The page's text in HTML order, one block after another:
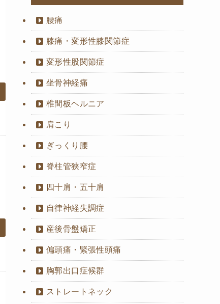
腰痛
膝痛・変形性膝関節症
変形性股関節症
坐骨神経痛
椎間板ヘルニア
肩こり
ぎっくり腰
脊柱管狭窄症
四十肩・五十肩
自律神経失調症
産後骨盤矯正
偏頭痛・緊張性頭痛
胸郭出口症候群
ストレートネック